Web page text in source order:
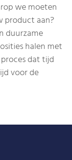
we moeten
product aan?
duurzame
halen met
dat tijd
voor de